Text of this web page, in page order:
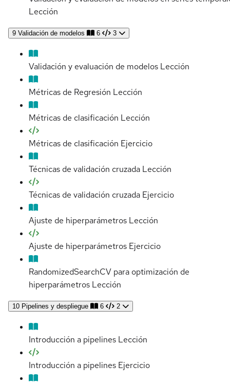
Lección
9 Validación de modelos 6 3
Validación y evaluación de modelos Lección
Métricas de Regresión Lección
Métricas de clasificación Lección
Métricas de clasificación Ejercicio
Técnicas de validación cruzada Lección
Técnicas de validación cruzada Ejercicio
Ajuste de hiperparámetros Lección
Ajuste de hiperparámetros Ejercicio
RandomizedSearchCV para optimización de
hiperparámetros Lección
10 Pipelines y despliegue 6 2
Introducción a pipelines Lección
Introducción a pipelines Ejercicio